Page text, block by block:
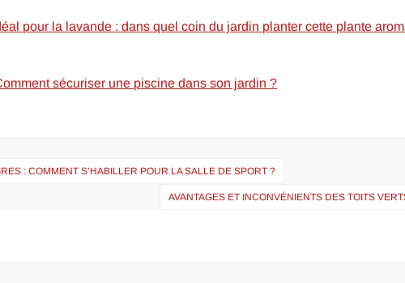
pour la lavande : dans quel coin du jardin planter cette plante
sécuriser une piscine dans son jardin ?
: COMMENT S’HABILLER POUR LA SALLE DE SPORT ?
AVANTAGES ET INCONVÉNIENTS DES TOITS